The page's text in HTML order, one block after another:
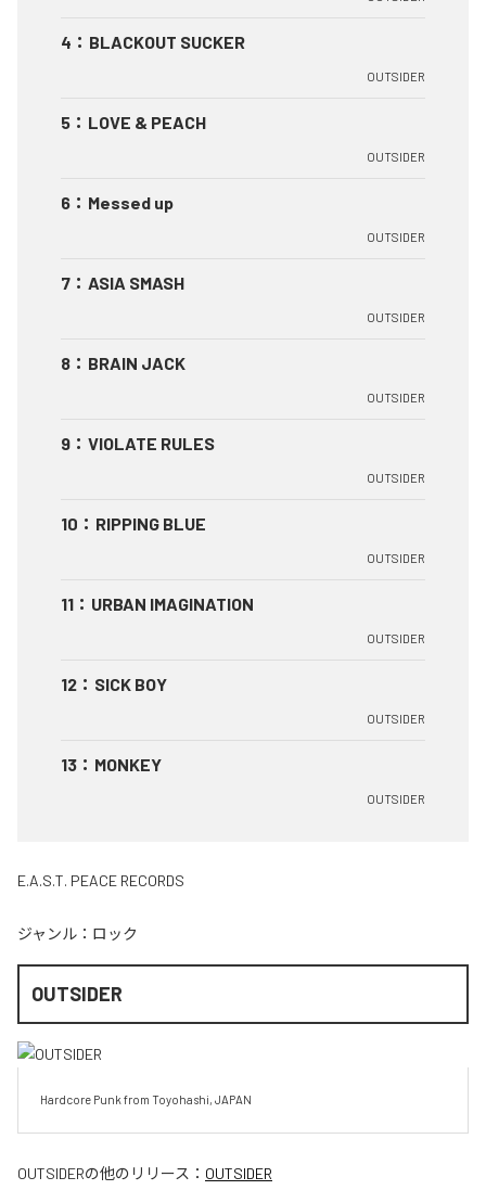
4 ： BLACKOUT SUCKER
OUTSIDER
5 ： LOVE & PEACH
OUTSIDER
6 ： Messed up
OUTSIDER
7 ： ASIA SMASH
OUTSIDER
8 ： BRAIN JACK
OUTSIDER
9 ： VIOLATE RULES
OUTSIDER
10 ： RIPPING BLUE
OUTSIDER
11 ： URBAN IMAGINATION
OUTSIDER
12 ： SICK BOY
OUTSIDER
13 ： MONKEY
OUTSIDER
E.A.S.T. PEACE RECORDS
ジャンル： ロック
OUTSIDER
Hardcore Punk from Toyohashi, JAPAN
OUTSIDERの他のリリース： OUTSIDER